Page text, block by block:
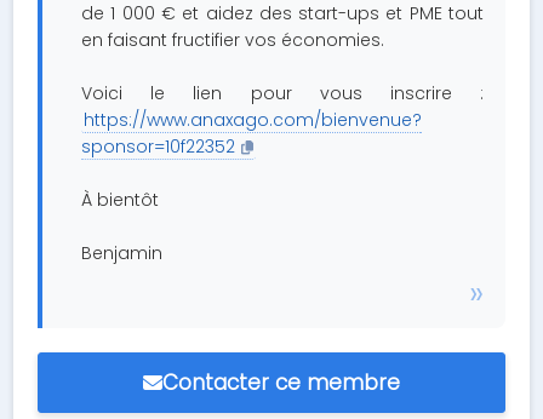
de 1 000 € et aidez des start-ups et PME tout
en faisant fructifier vos économies.
Voici le lien pour vous inscrire :
https://www.anaxago.com/bienvenue?
sponsor=10f22352
À bientôt
Benjamin
Contacter ce membre